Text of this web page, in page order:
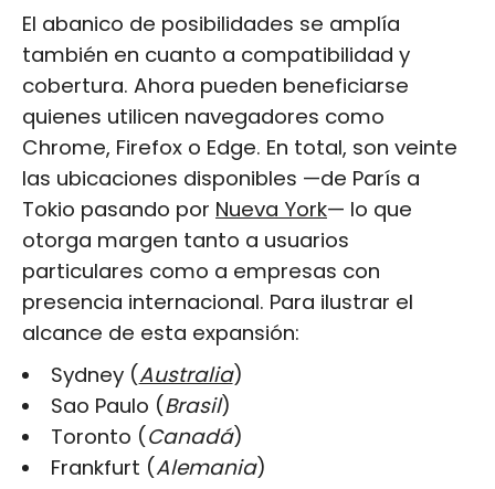
El abanico de posibilidades se amplía
también en cuanto a compatibilidad y
cobertura. Ahora pueden beneficiarse
quienes utilicen navegadores como
Chrome, Firefox o Edge. En total, son veinte
las ubicaciones disponibles —de París a
Tokio pasando por Nueva York— lo que
otorga margen tanto a usuarios
particulares como a empresas con
presencia internacional. Para ilustrar el
alcance de esta expansión:
Sydney (Australia)
Sao Paulo (Brasil)
Toronto (Canadá)
Frankfurt (Alemania)